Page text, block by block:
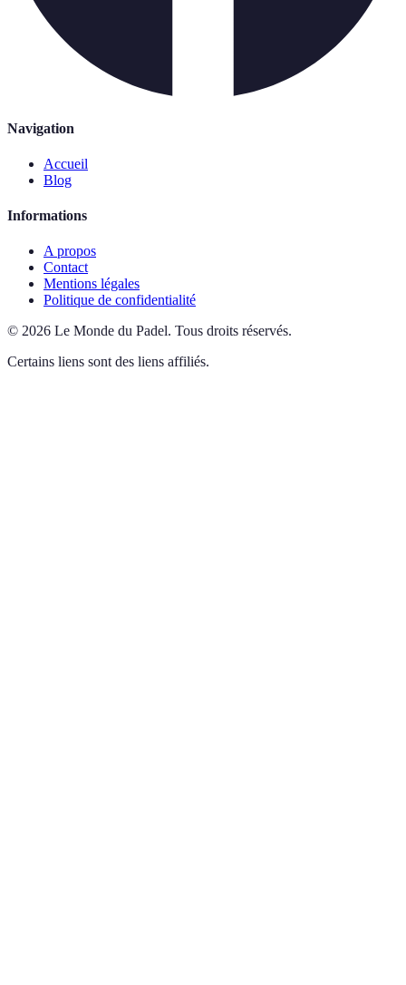
Navigation
Accueil
Blog
Informations
A propos
Contact
Mentions légales
Politique de confidentialité
© 2026 Le Monde du Padel. Tous droits réservés.
Certains liens sont des liens affiliés.